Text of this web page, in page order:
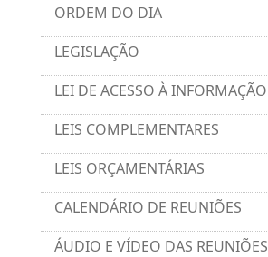
ORDEM DO DIA
LEGISLAÇÃO
LEI DE ACESSO À INFORMAÇÃO
LEIS COMPLEMENTARES
LEIS ORÇAMENTÁRIAS
CALENDÁRIO DE REUNIÕES
ÁUDIO E VÍDEO DAS REUNIÕES